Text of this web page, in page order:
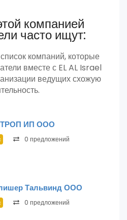
компанией
часто ищут:
компаний, которые
вместе с EL AL Israel
ведущих схожую
ИП ООО
0 предложений
Тальвинд ООО
0 предложений